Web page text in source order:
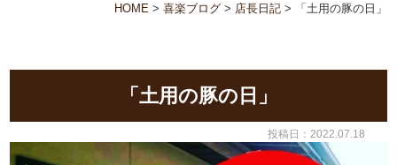
店舗情報 喜楽ブログ
HOME> 喜楽ブログ> 店⾧日記> 「土用の豚の日」
「土用の豚の日」
投稿日：2022.07.18